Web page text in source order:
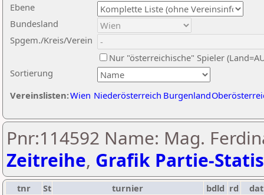
Ebene
Sortierung
Bundesland
Spgem./Kreis/Verein
Nur "österreichische" Spieler
Vereinslisten:Wien Niederösterreich Burgenland
Pnr:114592 Name: Mag.
Zeitreihe, Grafik Partie-
tnr St turnier bdld rd